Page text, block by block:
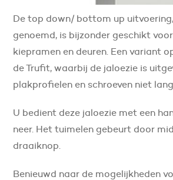
De top down/ bottom up
genoemd, is bijzonder geschikt
kiepramen en deuren. Een variant
de Trufit, waarbij de jaloezie is
plakprofielen en schroeven niet
U bedient deze jaloezie met een
neer. Het tuimelen gebeurt door
draaiknop.
Benieuwd naar de mogelijkheden